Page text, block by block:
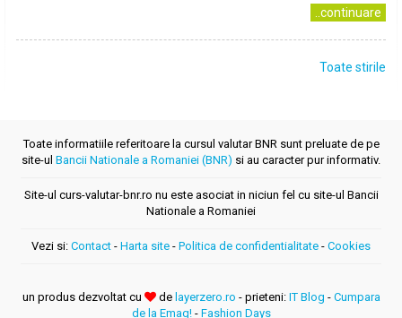
..continuare
Toate stirile
Toate informatiile referitoare la cursul valutar BNR sunt preluate de pe
site-ul Bancii Nationale a Romaniei (BNR) si au caracter pur informativ.
Site-ul curs-valutar-bnr.ro nu este asociat in niciun fel cu site-ul Bancii
Nationale a Romaniei
Vezi si: Contact - Harta site - Politica de confidentialitate - Cookies
un produs dezvoltat cu de layerzero.ro - prieteni: IT Blog - Cumpara
de la Emag!- Fashion Days